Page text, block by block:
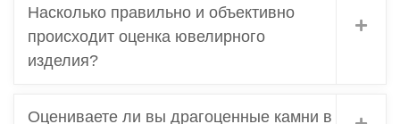
Насколько правильно и объективно
происходит оценка ювелирного